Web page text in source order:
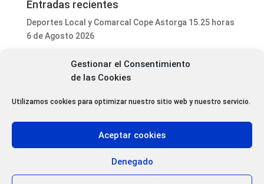
Gestionar el Consentimiento
de las Cookies
Utilizamos cookies para optimizar nuestro sitio web y nuestro servicio.
Aceptar cookies
Denegado
Entradas recientes
Deportes Local y Comarcal Cope Astorga 15.25 horas
6 de Agosto 2026
Luis Fernández Terrón dona 1.020 euros a la
Patrimonio da luz verde a la rehabilitación de varias
cubiertas del Convento Premonstratense de Villoria
de Órbigo